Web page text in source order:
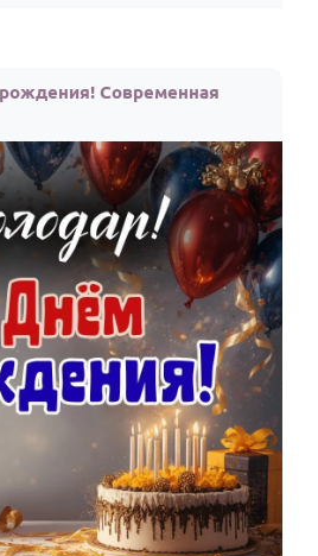
Современная